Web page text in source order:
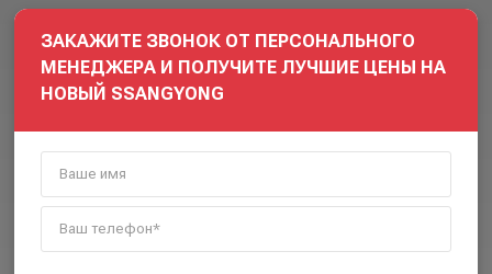
ЗАКАЖИТЕ ЗВОНОК ОТ ПЕРСОНАЛЬНОГО
МЕНЕДЖЕРА И ПОЛУЧИТЕ ЛУЧШИЕ ЦЕНЫ НА
НОВЫЙ SSANGYONG